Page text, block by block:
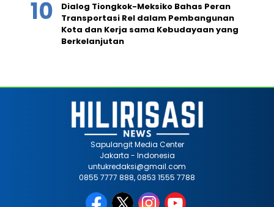
Dialog Tiongkok-Meksiko Bahas Peran
Transportasi Rel dalam Pembangunan
Kota dan Kerja sama Kebudayaan yang
Berkelanjutan
Sapulangit Media Center
Jakarta - Indonesia
untukredaksi@gmail.com
0855 7777 888, 0853 1555 7788